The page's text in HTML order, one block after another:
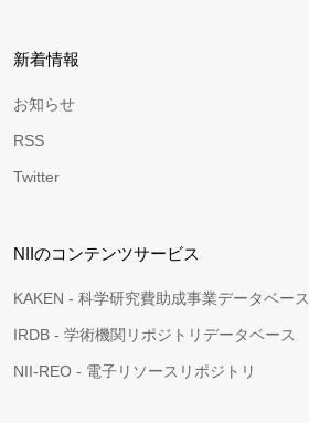
新着情報
お知らせ
RSS
Twitter
NIIのコンテンツサービス
KAKEN - 科学研究費助成事業データベース
IRDB - 学術機関リポジトリデータベース
NII-REO - 電子リソースリポジトリ